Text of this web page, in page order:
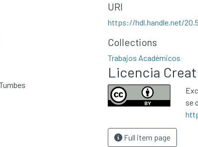
URI
https://hdl.handle.net/
Collections
Trabajos Académicos
Licencia
se
Full item page